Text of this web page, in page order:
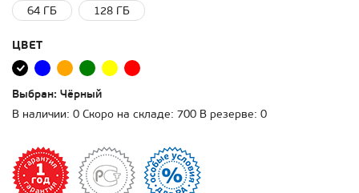
64 ГБ
128 ГБ
ЦВЕТ
Выбран: Чёрный
В наличии: 0 Скоро на складе: 700 В резерве: 0